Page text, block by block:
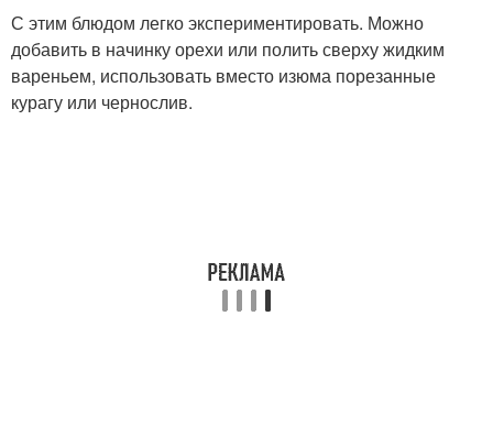
С этим блюдом легко экспериментировать. Можно
добавить в начинку орехи или полить сверху жидким
вареньем, использовать вместо изюма порезанные
курагу или чернослив.